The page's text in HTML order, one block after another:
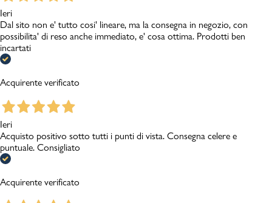
Ieri
Dal sito non e' tutto cosi' lineare, ma la consegna in negozio, con
possibilita' di reso anche immediato, e' cosa ottima. Prodotti ben
incartati
Acquirente verificato
Ieri
Acquisto positivo sotto tutti i punti di vista. Consegna celere e
puntuale. Consigliato
Acquirente verificato